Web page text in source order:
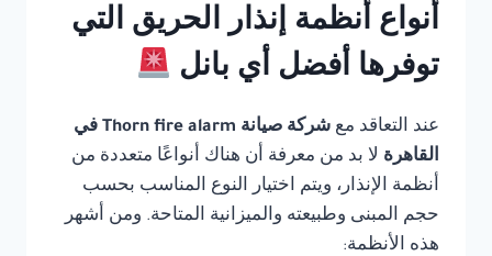
أنواع أنظمة إنذار الحريق التي
توفرها أفضل أي بانل
عند التعاقد مع
شركة صيانة Thorn fire alarm في
القاهرة لا بد من معرفة أن هناك أنواعًا متعددة من
أنظمة الإنذار، ويتم اختيار النوع المناسب بحسب
حجم المبنى وطبيعته والميزانية المتاحة. ومن أشهر
هذه الأنظمة: